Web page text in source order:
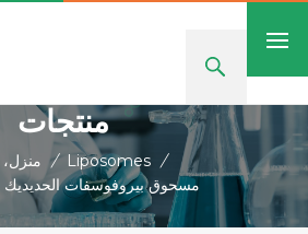
منتجات
/ Liposomes /
مسحوق بيروفوسفات الحديديك